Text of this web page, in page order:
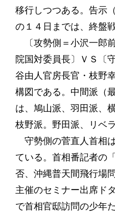
移行しつつある。告示
の１４日までは、終盤戦
〔攻勢側＝小沢一郎
院国対委員長〕ＶＳ〔
谷由人官房長官・枝野
構図である。中間派（
は、鳩山派、羽田派、
枝野派。野田派、リベラ
守勢側の菅直人首相
ている。首相番記者の
否、沖縄普天間飛行場
主催のセミナー出席ド
で首相官邸訪問の少年